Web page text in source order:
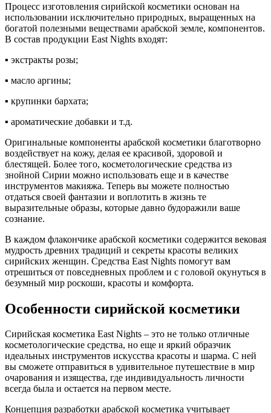
Процесс изготовления сирийской косметики основан на
использовании исключительно природных, выращенных на
богатой полезными веществами арабской земле, компонентов.
В состав продукции East Nights входят:
▪ экстракты розы;
▪ масло аргины;
▪ крупинки бархата;
▪ ароматические добавки и т.д.
Оригинальные компоненты арабской косметики благотворно
воздействует на кожу, делая ее красивой, здоровой и
блестящей. Более того, косметологические средства из
знойной Сирии можно использовать еще и в качестве
инструментов макияжа. Теперь вы можете полностью
отдаться своей фантазии и воплотить в жизнь те
выразительные образы, которые давно будоражили ваше
сознание.
В каждом флакончике арабской косметики содержится вековая
мудрость древних традиций и секреты красоты великих
сирийских женщин. Средства East Nights помогут вам
отрешиться от повседневных проблем и с головой окунуться в
безумный мир роскоши, красоты и комфорта.
Особенности сирийской косметики
Сирийская косметика East Nights – это не только отличные
косметологические средства, но еще и яркий образчик
идеальных инструментов искусства красоты и шарма. С ней
вы сможете отправиться в удивительное путешествие в мир
очарования и изящества, где индивидуальность личности
всегда была и остается на первом месте.
Концепция разработки арабской косметика учитывает